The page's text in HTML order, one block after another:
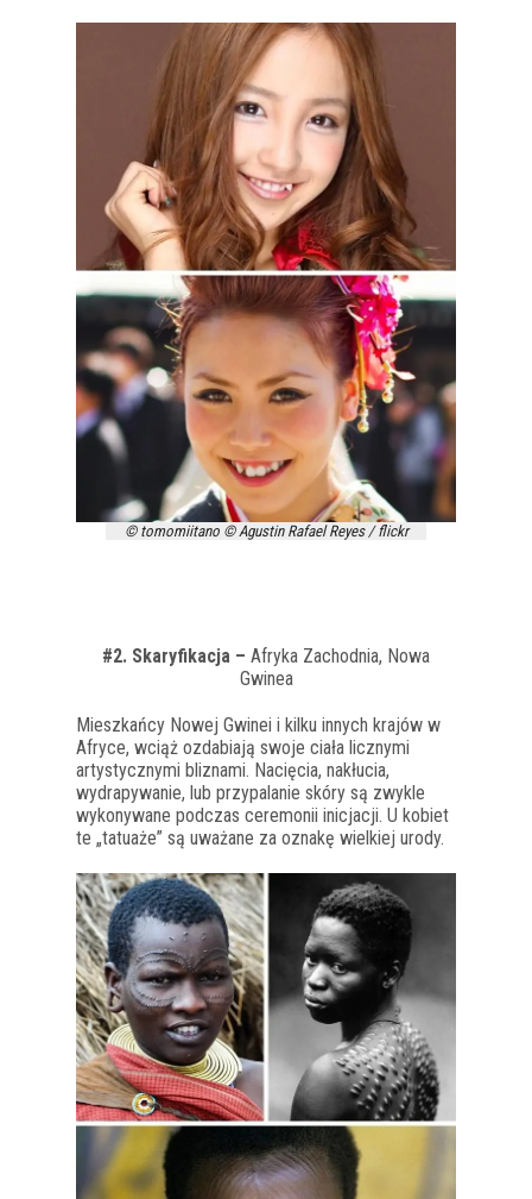
© tomomiitano © Agustin Rafael Reyes / flickr
#2. Skaryfikacja – Afryka Zachodnia, Nowa
Gwinea
Mieszkańcy Nowej Gwinei i kilku innych krajów w
Afryce, wciąż ozdabiają swoje ciała licznymi
artystycznymi bliznami. Nacięcia, nakłucia,
wydrapywanie, lub przypalanie skóry są zwykle
wykonywane podczas ceremonii inicjacji. U kobiet
te „tatuaże” są uważane za oznakę wielkiej urody.